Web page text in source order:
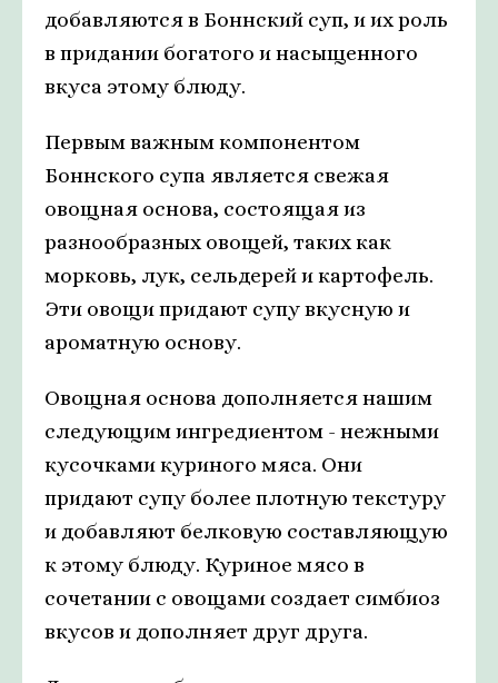
добавляются в Боннский суп, и их роль
в придании богатого и насыщенного
вкуса этому блюду.
Первым важным компонентом
Боннского супа является свежая
овощная основа, состоящая из
разнообразных овощей, таких как
морковь, лук, сельдерей и картофель.
Эти овощи придают супу вкусную и
ароматную основу.
Овощная основа дополняется нашим
следующим ингредиентом - нежными
кусочками куриного мяса. Они
придают супу более плотную текстуру
и добавляют белковую составляющую
к этому блюду. Куриное мясо в
сочетании с овощами создает симбиоз
вкусов и дополняет друг друга.